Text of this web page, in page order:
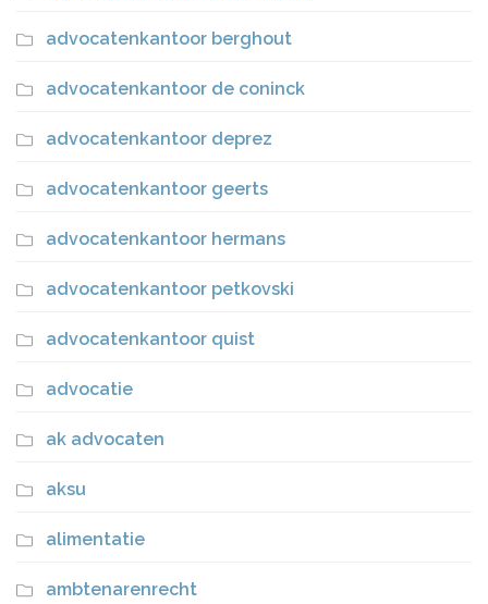
advocatenkantoor berghout
advocatenkantoor de coninck
advocatenkantoor deprez
advocatenkantoor geerts
advocatenkantoor hermans
advocatenkantoor petkovski
advocatenkantoor quist
advocatie
ak advocaten
aksu
alimentatie
ambtenarenrecht